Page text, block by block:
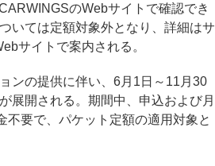
のWebサイトで確認でき
いては定額対象外となり、詳細はサ
サイトで案内される。
ンの提供に伴い、6月1日～11月30
展開される。期間中、申込および月
不要で、パケット定額の適用対象と